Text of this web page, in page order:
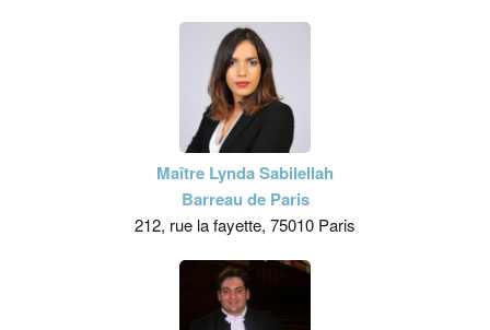
Maître Lynda Sabilellah
Barreau de Paris
212, rue la fayette, 75010 Paris